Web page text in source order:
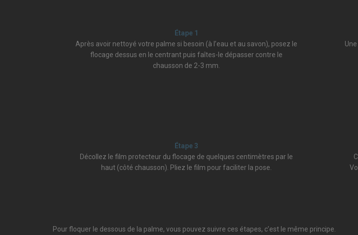
Étape 1
Après avoir nettoyé votre palme si besoin (à l’eau et au savon), posez le
flocage dessus en le centrant puis faîtes-le dépasser contre le
chausson de 2-3 mm.
Étape 3
Décollez le film protecteur du flocage de quelques centimètres par le
haut (côté chausson). Pliez le film pour faciliter la pose.
Pour floquer le dessous de la palme, vous pouvez suivre ces étapes, c’est le même principe.